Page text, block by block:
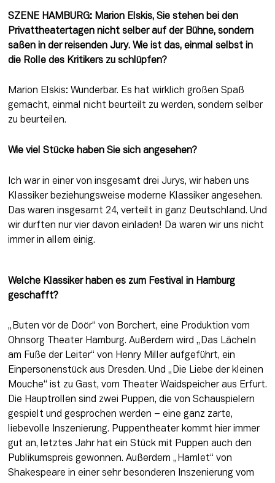
SZENE HAMBURG: Marion Elskis, Sie stehen bei den
Privattheatertagen nicht selber auf der Bühne, sondern
saßen in der reisenden Jury. Wie ist das, einmal selbst in
die Rolle des Kritikers zu schlüpfen?
Marion Elskis: Wunderbar. Es hat wirklich großen Spaß
gemacht, einmal nicht beurteilt zu werden, sondern selber
zu beurteilen.
Wie viel Stücke haben Sie sich angesehen?
Ich war in einer von insgesamt drei Jurys, wir haben uns
Klassiker beziehungsweise moderne Klassiker angesehen.
Das waren insgesamt 24, verteilt in ganz Deutschland. Und
wir durften nur vier davon einladen! Da waren wir uns nicht
immer in allem einig.
Welche Klassiker haben es zum Festival in Hamburg
geschafft?
„Buten vör de Döör“ von Borchert, eine Produktion vom
Ohnsorg Theater Hamburg. Außerdem wird „Das Lächeln
am Fuße der Leiter“ von Henry Miller aufgeführt, ein
Einpersonenstück aus Dresden. Und „Die Liebe der kleinen
Mouche“ ist zu Gast, vom Theater Waidspeicher aus Erfurt.
Die Hauptrollen sind zwei Puppen, die von Schauspielern
gespielt und gesprochen werden – eine ganz zarte,
liebevolle Inszenierung. Puppentheater kommt hier immer
gut an, letztes Jahr hat ein Stück mit Puppen auch den
Publikumspreis gewonnen. Außerdem „Hamlet“ von
Shakespeare in einer sehr besonderen Inszenierung vom